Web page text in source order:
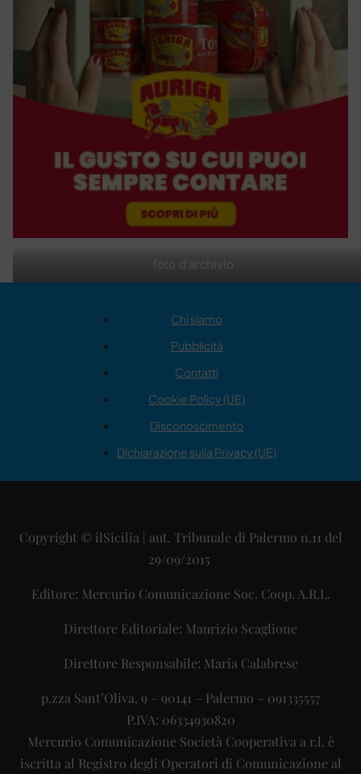
foto d'archivio
Chi siamo
Pubblicità
Contatti
Cookie Policy (UE)
Disconoscimento
Dichiarazione sulla Privacy (UE)
Copyright © ilSicilia | aut. Tribunale di Palermo n.11 del
29/09/2015
Editore: Mercurio Comunicazione Soc. Coop. A.R.L.
Direttore Editoriale: Maurizio Scaglione
Direttore Responsabile: Maria Calabrese
p.zza Sant’Oliva, 9 – 90141 – Palermo – 091335557
P.IVA: 06334930820
Mercurio Comunicazione Società Cooperativa a r.l. è
iscritta al Registro degli Operatori di Comunicazione al